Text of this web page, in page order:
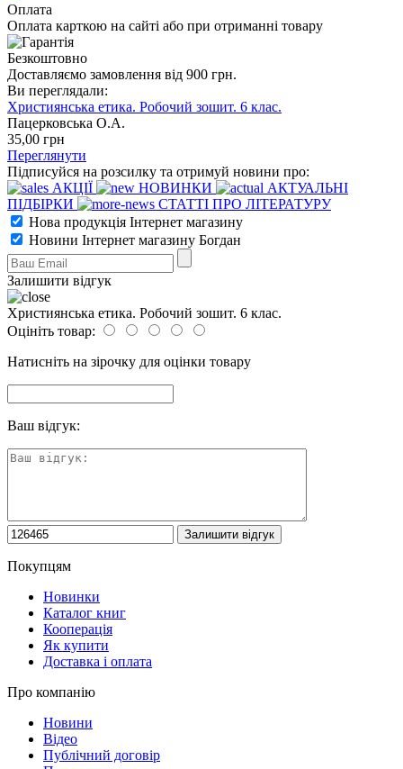
Оплата
Оплата карткою на сайті або при отриманні товару
Безкоштовно
Доставляємо замовлення від 900 грн.
Ви переглядали:
Християнська етика. Робочий зошит. 6 клас.
Пацерковська О.А.
35,00 грн
Переглянути
Підписуйся на розсилку та отримуй новини про:
АКЦІЇ
НОВИНКИ
АКТУАЛЬНІ
ПІДБІРКИ
СТАТТІ ПРО ЛІТЕРАТУРУ
Нова продукція Інтернет магазину
Новини Інтернет магазину Богдан
Залишити відгук
Християнська етика. Робочий зошит. 6 клас.
Оцініть товар:
Натисніть на зірочку для оцінки товару
Ваш відгук:
Покупцям
Новинки
Каталог книг
Кооперація
Як купити
Доставка і оплата
Про компанію
Новини
Відео
Публічний договір